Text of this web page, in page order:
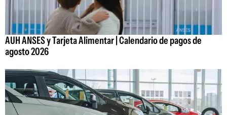
AUH ANSES y Tarjeta Alimentar | Calendario de pagos de
agosto 2026